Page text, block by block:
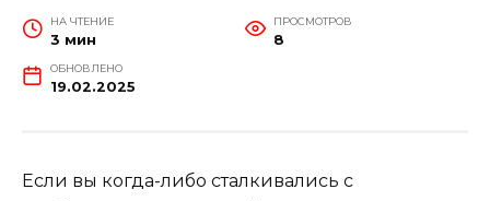
НА ЧТЕНИЕ
3 мин
ПРОСМОТРОВ
8
ОБНОВЛЕНО
19.02.2025
Если вы когда-либо сталкивались с